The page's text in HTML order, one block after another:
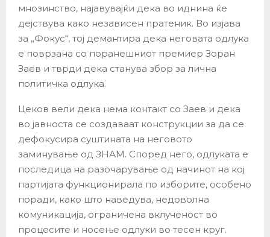
мнозинство, најавувајќи дека во иднина ќе
дејствува како независен пратеник. Во изјава
за „Фокус“, тој демантира дека неговата одлука
е поврзана со поранешниот премиер Зоран
Заев и тврди дека станува збор за лична
политичка одлука.
Цеков вели дека нема контакт со Заев и дека
во јавноста се создаваат конструкции за да се
дефокусира суштината на неговото
заминување од ЗНАМ. Според него, одлуката е
последица на разочарување од начинот на кој
партијата функционирала по изборите, особено
поради, како што наведува, недоволна
комуникација, ограничена вклученост во
процесите и носење одлуки во тесен круг.